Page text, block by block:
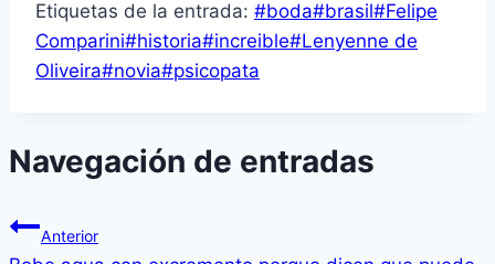
Etiquetas de la entrada: #boda#brasil#Felipe
Comparini#historia#increible#Lenyenne de
Oliveira#novia#psicopata
Navegación de entradas
Anterior